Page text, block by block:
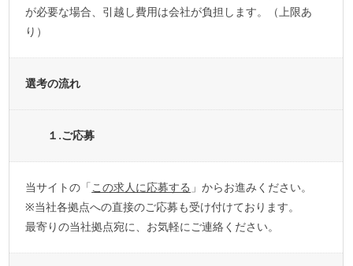
が必要な場合、引越し費用は会社が負担します。（上限あ
り）
選考の流れ
１.ご応募
当サイトの「この求人に応募する 」からお進みください。
※当社各拠点への直接のご応募も受け付けております。
最寄りの当社拠点宛に、お気軽にご連絡ください。